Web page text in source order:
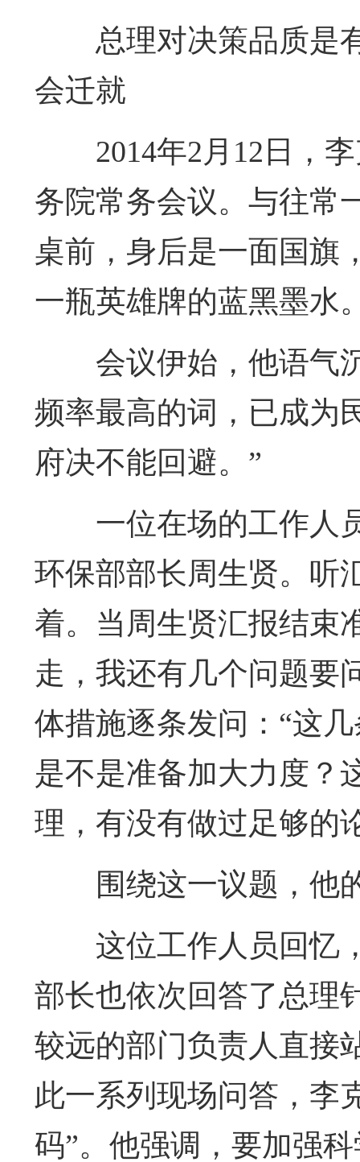
总理对决策品质是
会迁就
2014年2月12日，
务院常务会议。与往常
桌前，身后是一面国旗
一瓶英雄牌的蓝黑墨水
会议伊始，他语气
频率最高的词，已成为
府决不能回避。”
一位在场的工作人
环保部部长周生贤。听
着。当周生贤汇报结束
走，我还有几个问题要
体措施逐条发问：“这
是不是准备加大力度？
理，有没有做过足够的
围绕这一议题，他
这位工作人员回忆
部长也依次回答了总理
较远的部门负责人直接
此一系列现场问答，李
码”。他强调，要加强